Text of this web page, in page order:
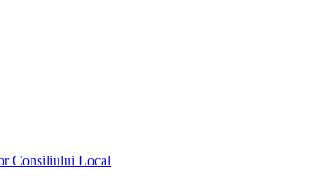
Consiliului Local